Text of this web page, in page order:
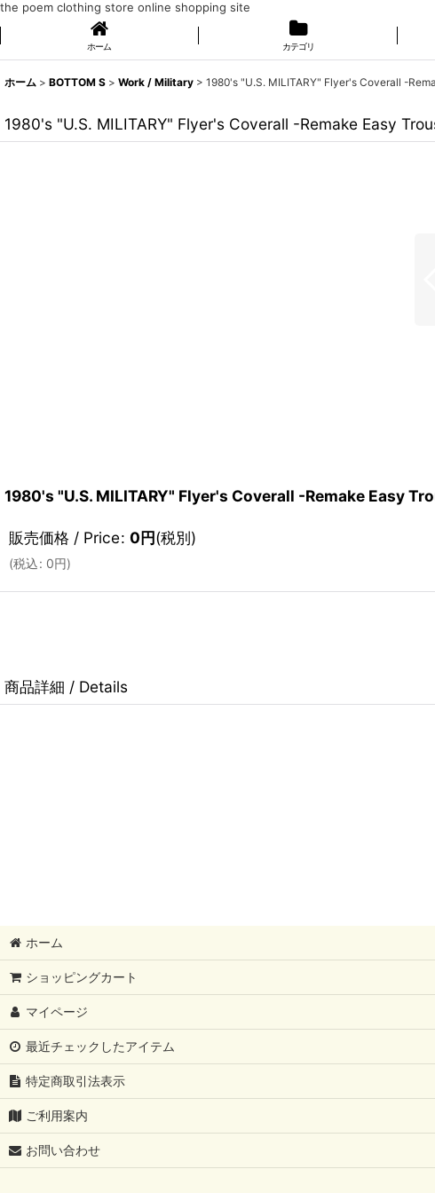
the poem clothing store online shopping site
ホーム カテゴリ
ホーム > BOTTOM S > Work / Military > 1980's "U.S. MILITARY" Flyer's Coverall -
1980's "U.S. MILITARY" Flyer's Coverall -Remake Easy
1980's "U.S. MILITARY" Flyer's Coverall -Remake Easy
販売価格 / Price: 0円(税別)
(税込: 0円)
商品詳細 / Details
ホーム
ショッピングカート
マイページ
最近チェックしたアイテム
特定商取引法表示
ご利用案内
お問い合わせ